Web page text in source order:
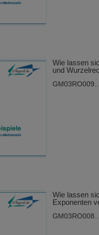
Wie lassen
und
GM03RO009...
Wie lassen
Exponenten
GM03RO008...